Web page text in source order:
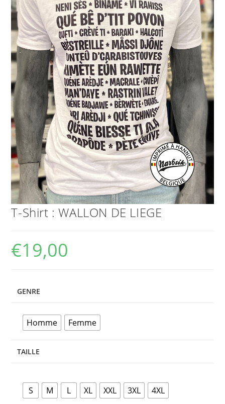
T-Shirt : WALLON DE LIEGE
€19,00
GENRE
Homme Femme
TAILLE
S M L XL XXL 3XL 4XL